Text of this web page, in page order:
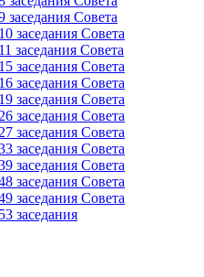
Совета
заседания Совета
заседания Совета
заседания Совета
заседания Совета
заседания Совета
заседания Совета
заседания Совета
заседания Совета
заседания Совета
заседания Совета
заседания Совета
заседания